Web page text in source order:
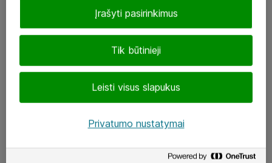
J. Rutkausko g. 6, Vilnius
Atea kontaktai
Aplankykite mus
Tik būtinieji
Leisti visus slapukus
Įrašyti pasirinkimus
Privatumo nustatymai